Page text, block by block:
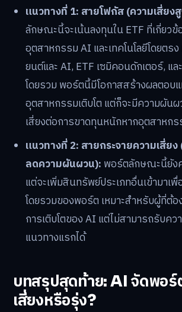
แนวทางที่ 1: สายโฟกัส (ความเสี่ยง
ลักษณะนี้จะเน้นลงทุนใน ETF ที่เกี่ยวข้
อุตสาหกรรม AI และเทคโนโลยีโดยตร
ยนต์และ AI, ETF เซมิคอนดักเตอร์, แล
โดยรวม พอร์ตนี้มีโอกาสสร้างผลตอบ
อุตสาหกรรมเติบโต แต่ก็จะมีความผัน
เสี่ยงต่อการขาดทุนหนักหากอุตสาหก
แนวทางที่ 2: สายกระจายความเสี่ย
ลดความผันผวน): พอร์ตลักษณะนี้ยัง
แต่จะเพิ่มสินทรัพย์ประเภทอื่นเข้ามาเ
โดยรวมของพอร์ต เหมาะสำหรับผู้ที่ต้อ
การเติบโตของ AI แต่ไม่สามารถรับคว
แนวทางแรกได้
บทสรุปสุดท้าย: AI จัดพอ
เสี่ยงหรือรุ่ง?